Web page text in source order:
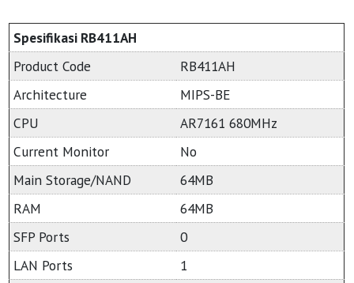
Spesifikasi RB411AH
Product Code
RB411AH
Architecture
MIPS-BE
CPU
AR7161 680MHz
Current Monitor
No
Main Storage/NAND
64MB
RAM
64MB
SFP Ports
0
LAN Ports
1